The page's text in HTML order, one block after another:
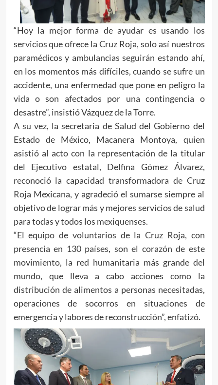
“Hoy la mejor forma de ayudar es usando los
servicios que ofrece la Cruz Roja, solo así nuestros
paramédicos y ambulancias seguirán estando ahí,
en los momentos más difíciles, cuando se sufre un
accidente, una enfermedad que pone en peligro la
vida o son afectados por una contingencia o
desastre”, insistió Vázquez de la Torre.
A su vez, la secretaria de Salud del Gobierno del
Estado de México, Macanera Montoya, quien
asistió al acto con la representación de la titular
del Ejecutivo estatal, Delfina Gómez Álvarez,
reconoció la capacidad transformadora de Cruz
Roja Mexicana, y agradeció el sumarse siempre al
objetivo de lograr más y mejores servicios de salud
para todas y todos los mexiquenses.
“El equipo de voluntarios de la Cruz Roja, con
presencia en 130 países, son el corazón de este
movimiento, la red humanitaria más grande del
mundo, que lleva a cabo acciones como la
distribución de alimentos a personas necesitadas,
operaciones de socorros en situaciones de
emergencia y labores de reconstrucción”, enfatizó.